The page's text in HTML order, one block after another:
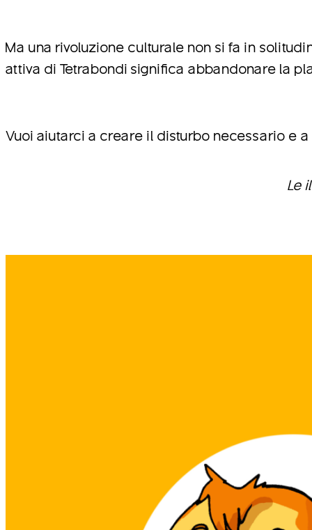
Ma una rivoluzione culturale non si fa in
attiva di Tetrabondi significa abbandonare la
Vuoi aiutarci a creare il disturbo necessario e
Le